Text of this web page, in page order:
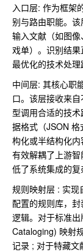
入口层: 作为框架
别与路由职能。
输入文献（如图像
戏单）。识别结果
最优化的技术处理
中间层: 其核心职
口。该层接收来
型调用合适的技
据格式（JSON
构化或半结构化内
有效解耦了上游
低了系统集成的复
规则映射层 : 实现
配置的规则库，
逻辑。对于标准
Cataloging) 映射
记录 ; 对于特藏